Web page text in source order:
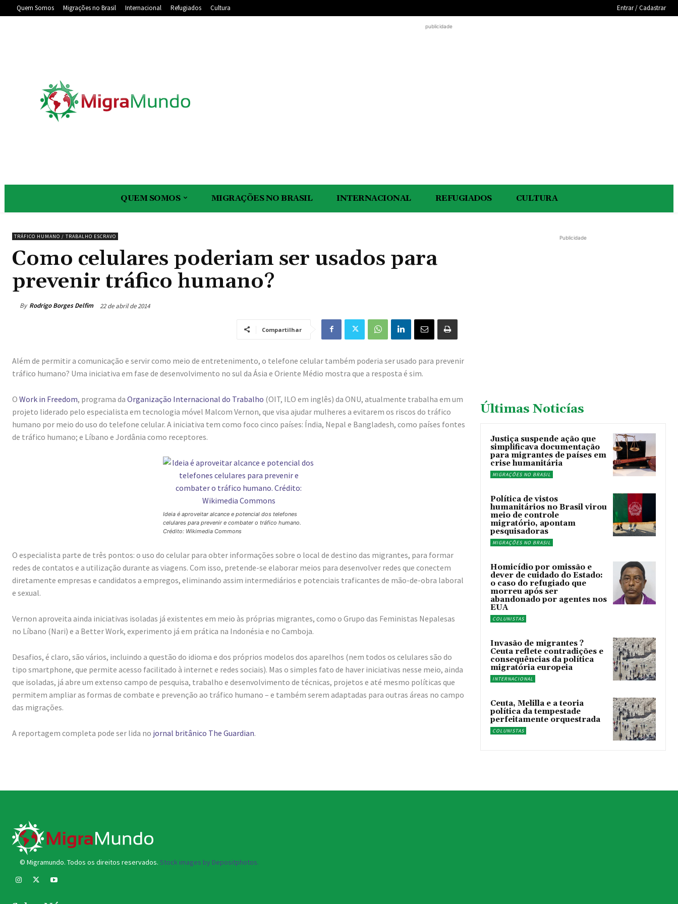
Quem Somos Migrações no Brasil Internacional Refugiados Cultura Entrar / Cadastrar
publicidade
QUEM SOMOS MIGRAÇÕES NO BRASIL INTERNACIONAL REFUGIADOS CULTURA
TRÁFICO HUMANO / TRABALHO ESCRAVO
Como celulares poderiam ser usados para
prevenir tráfico humano?
By Rodrigo Borges Delfim 22 de abril de 2014
Compartilhar
Além de permitir a comunicação e servir como meio de entretenimento, o telefone celular também poderia ser usado para prevenir
tráfico humano? Uma iniciativa em fase de desenvolvimento no sul da Ásia e Oriente Médio mostra que a resposta é sim.
O Work in Freedom, programa da Organização Internacional do Trabalho (OIT, ILO em inglês) da ONU, atualmente trabalha em um
projeto liderado pelo especialista em tecnologia móvel Malcom Vernon, que visa ajudar mulheres a evitarem os riscos do tráfico
humano por meio do uso do telefone celular. A iniciativa tem como foco cinco países: Índia, Nepal e Bangladesh, como países fontes
de tráfico humano; e Líbano e Jordânia como receptores.
Ideia é aproveitar alcance e potencial dos telefones
celulares para prevenir e combater o tráfico humano.
Crédito: Wikimedia Commons
O especialista parte de três pontos: o uso do celular para obter informações sobre o local de destino das migrantes, para formar
redes de contatos e a utilização durante as viagens. Com isso, pretende-se elaborar meios para desenvolver redes que conectem
diretamente empresas e candidatos a empregos, eliminando assim intermediários e potenciais traficantes de mão-de-obra laboral
e sexual.
Vernon aproveita ainda iniciativas isoladas já existentes em meio às próprias migrantes, como o Grupo das Feministas Nepalesas
no Líbano (Nari) e a Better Work, experimento já em prática na Indonésia e no Camboja.
Desafios, é claro, são vários, incluindo a questão do idioma e dos próprios modelos dos aparelhos (nem todos os celulares são do
tipo smartphone, que permite acesso facilitado à internet e redes sociais). Mas o simples fato de haver iniciativas nesse meio, ainda
que isoladas, já abre um extenso campo de pesquisa, trabalho e desenvolvimento de técnicas, projetos e até mesmo políticas que
permitem ampliar as formas de combate e prevenção ao tráfico humano – e também serem adaptadas para outras áreas no campo
das migrações.
A reportagem completa pode ser lida no jornal britânico The Guardian.
Publicidade
Últimas Noticías
Justiça suspende ação que
simplificava documentação
para migrantes de países em
crise humanitária
MIGRAÇÕES NO BRASIL
Política de vistos
humanitários no Brasil virou
meio de controle
migratório, apontam
pesquisadoras
MIGRAÇÕES NO BRASIL
Homicídio por omissão e
dever de cuidado do Estado:
o caso do refugiado que
morreu após ser
abandonado por agentes nos
EUA
COLUNISTAS
Invasão de migrantes ?
Ceuta reflete contradições e
consequências da política
migratória europeia
INTERNACIONAL
Ceuta, Melilla e a teoria
política da tempestade
perfeitamente orquestrada
COLUNISTAS
© Migramundo. Todos os direitos reservados. Stock images by Depositphotos.